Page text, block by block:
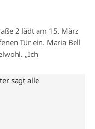
2 lädt am 15. März
Tür ein. Maria Bell
„Ich